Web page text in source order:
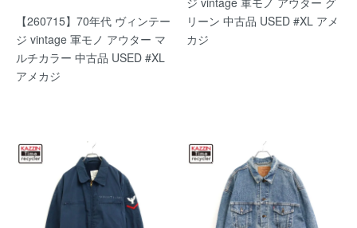
【260715】70年代 ヴィンテー
ジ vintage 軍モノ アウター マ
ルチカラー 中古品 USED #XL
アメカジ
リーン 中古品 USED #XL アメ
カジ